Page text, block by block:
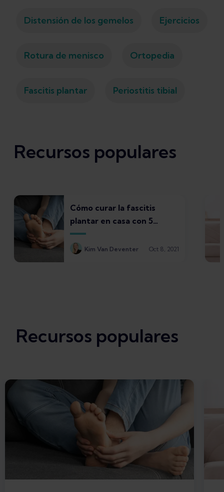
Distensión de los gemelos Ejercicios
Rotura de menisco Ortopedia
Fascitis plantar Periostitis tibial
Recursos populares
Cómo curar la fascitis
plantar en casa con 5
tratamientos
Kim Van Deventer Oct 8, 2021
Recursos populares